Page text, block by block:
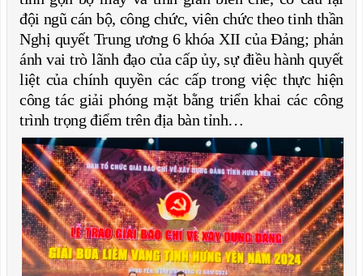
đội ngũ cán bộ, công chức, viên chức theo tinh thần
Nghị quyết Trung ương 6 khóa XII của Đảng; phản
ánh vai trò lãnh đạo của cấp ủy, sự điều hành quyết
liệt của chính quyền các cấp trong việc thực hiện
công tác giải phóng mặt bằng triển khai các công
trình trọng điểm trên địa bàn tỉnh…